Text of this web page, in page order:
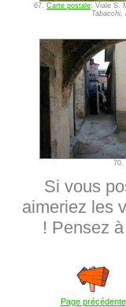
67. Carte postale: Viale S.
Tabacchi,
70.
Si vous
aimeriez les
! Pensez
Page précédente